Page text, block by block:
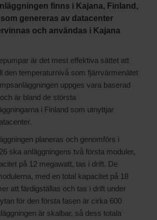
finns i Kajana, Finland,
genereras av datacenter
och användas i Kajana
är det mest effektiva sättet att
den temperaturnivå som fjärrvärmenätet
uppges vara baserad
är bland de största
i Finland som utnyttjar
planeras och genomförs i
ska anläggningens två första moduler,
på 12 megawatt, tas i drift. De
med en total kapacitet på 18
att färdigställas och tas i drift under
för den första fasen är cirka 600
är skalbar, så dess totala